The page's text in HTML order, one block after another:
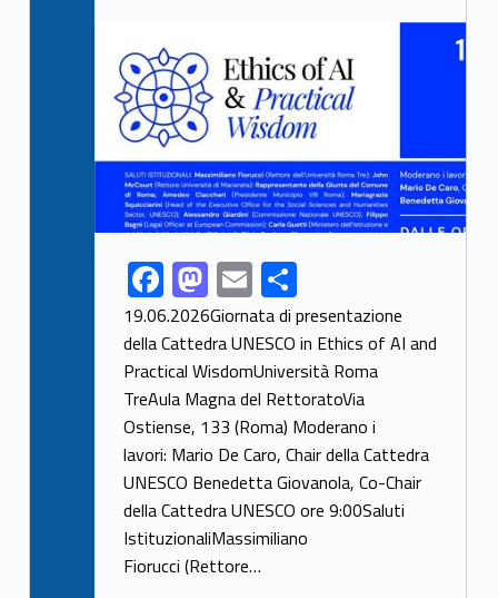
Link identifier share facebook archive #share-link-archive-13229F
ac
e
b
o
o
k
M
as
to
d
o
n
E
m
ai
l
S
h
ar
e
19.06.2026Giornata di presentazione
della Cattedra UNESCO in Ethics of AI and
Practical WisdomUniversità Roma
TreAula Magna del RettoratoVia
Ostiense, 133 (Roma) Moderano i
lavori: Mario De Caro, Chair della Cattedra
UNESCO Benedetta Giovanola, Co-Chair
della Cattedra UNESCO ore 9:00Saluti
IstituzionaliMassimiliano
Fiorucci (Rettore…